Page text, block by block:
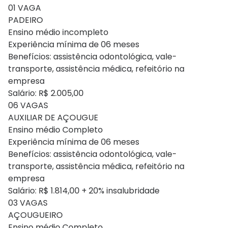
01 VAGA
PADEIRO
Ensino médio incompleto
Experiência mínima de 06 meses
Benefícios: assistência odontológica, vale-
transporte, assistência médica, refeitório na
empresa
Salário: R$ 2.005,00
06 VAGAS
AUXILIAR DE AÇOUGUE
Ensino médio Completo
Experiência mínima de 06 meses
Benefícios: assistência odontológica, vale-
transporte, assistência médica, refeitório na
empresa
Salário: R$ 1.814,00 + 20% insalubridade
03 VAGAS
AÇOUGUEIRO